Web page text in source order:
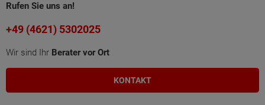
Rufen Sie uns an!
+49 (4621) 5302025
Wir sind Ihr Berater vor Ort
KONTAKT